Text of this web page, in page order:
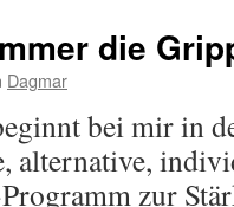
die
Dagmar
bei mir in
alternative,
zur